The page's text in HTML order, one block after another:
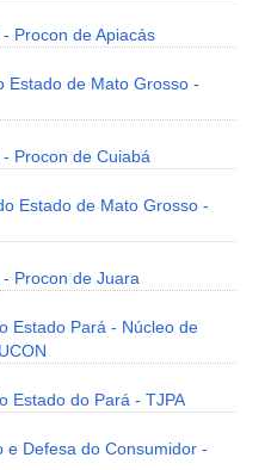
Procon de Apiacás
Estado de Mato Grosso -
Procon de Cuiabá
Estado de Mato Grosso -
Procon de Juara
Estado Pará - Núcleo de
Estado do Pará - TJPA
e Defesa do Consumidor -